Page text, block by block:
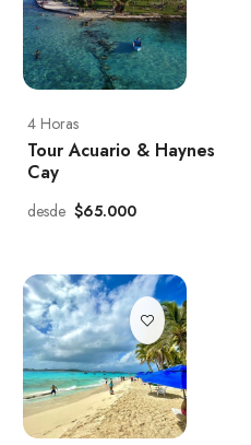
4 Horas
Tour Acuario & Haynes
Cay
desde $65.000